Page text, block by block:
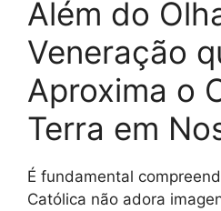
Além do
Veneração
Aproxima o
Terra em
É fundamental
Católica não adora